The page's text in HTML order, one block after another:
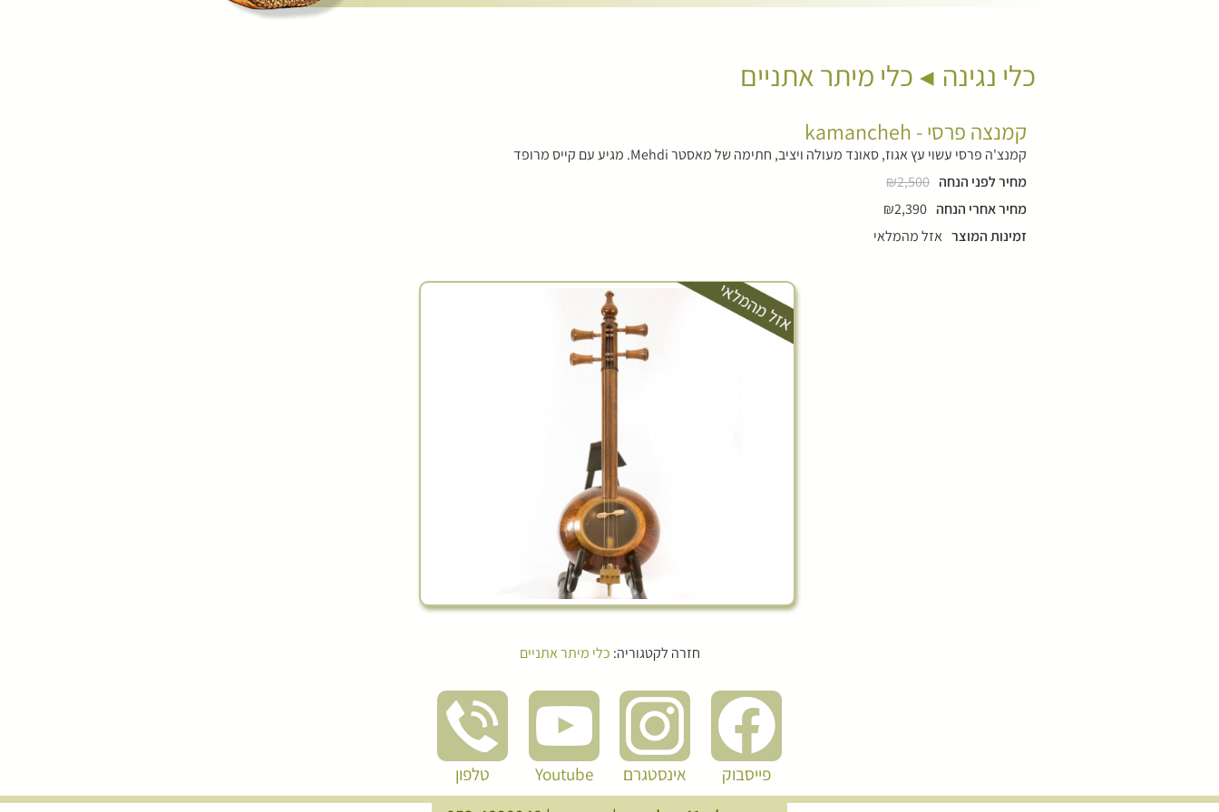
כלי נגינה כלי מיתר אתניים
קמנצה פרסי - kamancheh
קמנצ'ה פרסי עשוי עץ אגוז, סאונד מעולה ויציב, חתימה של מאסטר Mehdi. מגיע עם קייס מרופד
מחיר לפני הנחה ₪2,500
מחיר אחרי הנחה ₪2,390
זמינות המוצר אזל מהמלאי
חזרה לקטגוריה: כלי מיתר אתניים
פייסבוק אינסטגרם Youtube
טלפון